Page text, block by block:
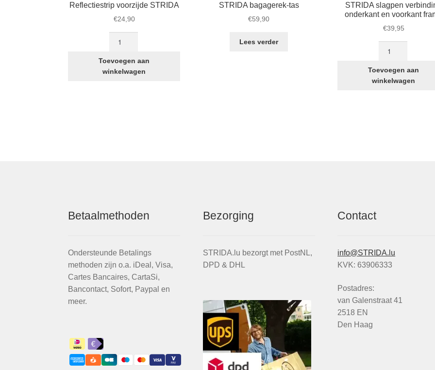
Reflectiestrip voorzijde STRIDA
€24,90
STRIDA
aantal
Toevoegen aan
winkelwagen
STRIDA bagagerek-tas
€59,90
Lees verder
STRIDA slagpen
onderkant en voorkant
€39,95
verbinding
onderkant
Toevoegen aan
winkelwagen
Betaalmethoden
Ondersteunde Betalings
methoden zijn o.a. iDeal, Visa,
Cartes Bancaires, CartaSi,
Bancontact, Sofort, Paypal en
meer.
Bezorging
STRIDA.lu bezorgt met PostNL,
DPD & DHL
Contact
info@STRIDA.lu
KVK: 63906333
Postadres:
van Galenstraat 41
2518 EN
Den Haag